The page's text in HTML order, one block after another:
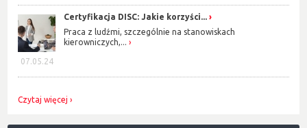
07.05.24
Certyfikacja DISC: Jakie korzyści...
Praca z ludźmi, szczególnie na stanowiskach
kierowniczych,...
Czytaj więcej